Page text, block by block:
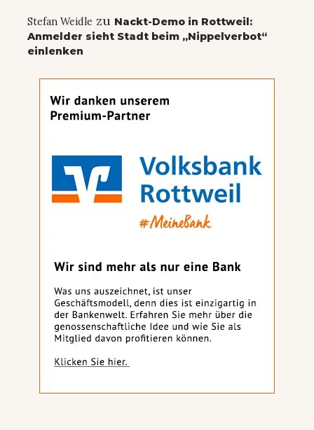
Stefan Weidle zu Nackt-Demo in Rottweil:
Anmelder sieht Stadt beim „Nippelverbot“
einlenken